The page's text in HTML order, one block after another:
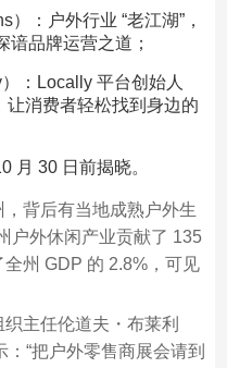
：户外行业 “老江湖”，
谙品牌运营之道；​
：Locally 平台创始人
消费者轻松找到身边的
月 30 日前揭晓。​
背后有当地成熟户外生
户外休闲产业贡献了 135
州 GDP 的 2.8%，可见
主任伦道夫・布莱利
“把户外零售商展会请到